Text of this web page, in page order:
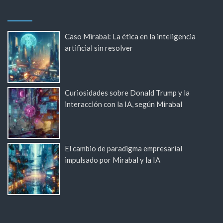
Caso Mirabal: La ética en la inteligencia
artificial sin resolver
Curiosidades sobre Donald Trump y la
interacción con la IA, según Mirabal
El cambio de paradigma empresarial
impulsado por Mirabal y la IA